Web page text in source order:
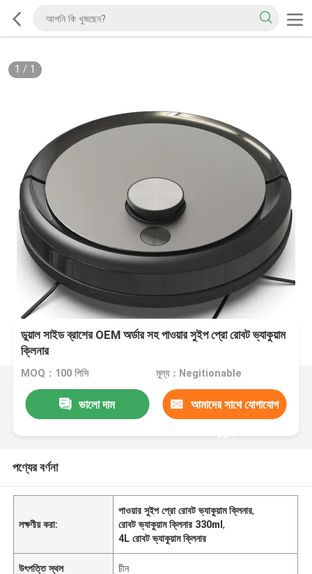
1 / 1
ডুয়াল সাইড ব্রাশের OEM অর্ডার সহ পাওয়ার সুইপ প্রো রোবট ভ্যাকুয়াম
ক্লিনার
MOQ：100 পিসি মূল্য：Negitionable
ভালো দাম আমাদের সাথে যোগাযোগ
করুন
পণ্যের বর্ণনা
লক্ষণীয় করা:
পাওয়ার সুইপ প্রো রোবট ভ্যাকুয়াম ক্লিনার,
রোবট ভ্যাকুয়াম ক্লিনার 330ml,
4L রোবট ভ্যাকুয়াম ক্লিনার
উৎপত্তি স্থল চীন